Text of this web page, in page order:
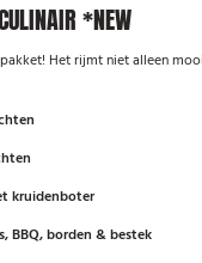
*NEW
Het rijmt niet alleen
kruidenboter
BBQ, borden & bestek